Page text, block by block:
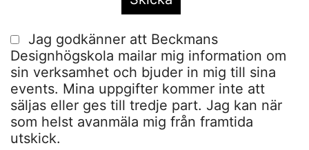
Jag godkänner att Beckmans
Designhögskola mailar mig information om
sin verksamhet och bjuder in mig till sina
events. Mina uppgifter kommer inte att
säljas eller ges till tredje part. Jag kan när
som helst avanmäla mig från framtida
utskick.